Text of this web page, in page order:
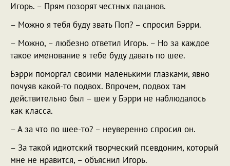
Игорь. – Прям позорят честных пацанов.
– Можно я тебя буду звать Поп? – спросил Бэрри.
– Можно, – любезно ответил Игорь. – Но за каждое
такое именование я тебе буду давать по шее.
Бэрри поморгал своими маленькими глазками, явно
почуяв какой-то подвох. Впрочем, подвох там
действительно был – шеи у Бэрри не наблюдалось
как класса.
– А за что по шее-то? – неуверенно спросил он.
– За такой идиотский творческий псевдоним, который
мне не нравится, – объяснил Игорь.